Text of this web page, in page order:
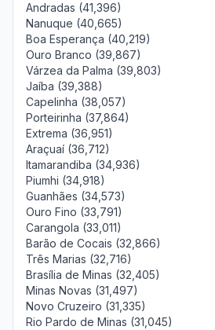
Andradas (41,396)
Nanuque (40,665)
Boa Esperança (40,219)
Ouro Branco (39,867)
Várzea da Palma (39,803)
Jaíba (39,388)
Capelinha (38,057)
Porteirinha (37,864)
Extrema (36,951)
Araçuaí (36,712)
Itamarandiba (34,936)
Piumhi (34,918)
Guanhães (34,573)
Ouro Fino (33,791)
Carangola (33,011)
Barão de Cocais (32,866)
Três Marias (32,716)
Brasília de Minas (32,405)
Minas Novas (31,497)
Novo Cruzeiro (31,335)
Rio Pardo de Minas (31,045)